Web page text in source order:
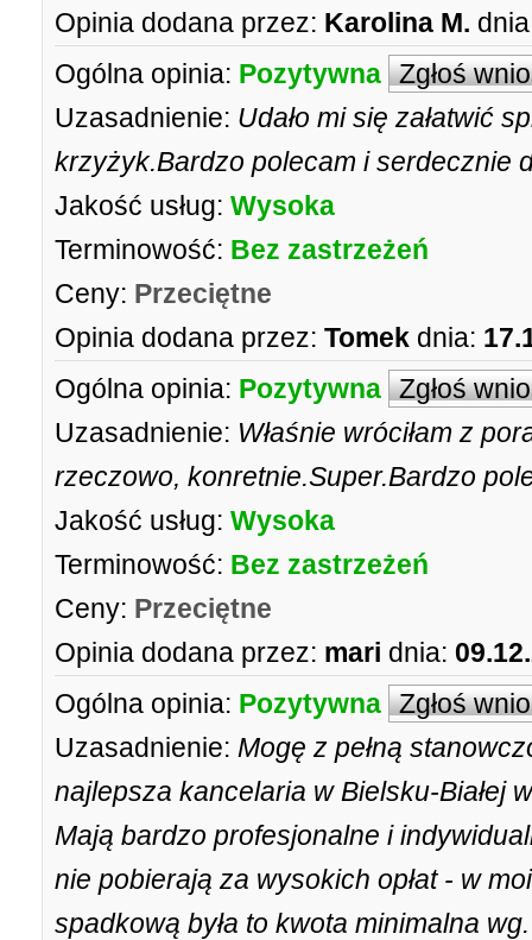
Opinia dodana przez: Karolina M.
Ogólna opinia: Pozytywna Zgłoś
Uzasadnienie: Udało mi się załatwić
krzyżyk.Bardzo polecam i serdecznie
Jakość usług: Wysoka
Terminowość: Bez zastrzeżeń
Ceny: Przeciętne
Opinia dodana przez: Tomek dnia:
Ogólna opinia: Pozytywna Zgłoś
Uzasadnienie: Właśnie wróciłam z
rzeczowo, konretnie.Super.Bardzo
Jakość usług: Wysoka
Terminowość: Bez zastrzeżeń
Ceny: Przeciętne
Opinia dodana przez: mari dnia:
Ogólna opinia: Pozytywna Zgłoś
Uzasadnienie: Mogę z pełną
najlepsza kancelaria w Bielsku-Białej
Mają bardzo profesjonalne i
nie pobierają za wysokich opłat - w
spadkową była to kwota minimalna